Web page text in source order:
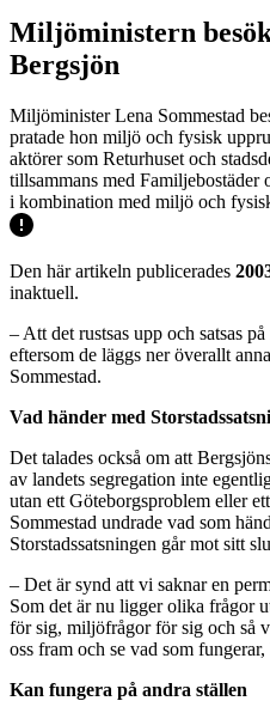
Miljöministern
Bergsjön
Miljöminister Lena Sommestad
pratade hon miljö och fysisk
aktörer som Returhuset och
tillsammans med Familjebostäder
i kombination med miljö och
Den här artikeln publicerades
inaktuell.
– Att det rustsas upp och satsas
eftersom de läggs ner överallt
Sommestad.
Vad händer med
Det talades också om att
av landets segregation inte
utan ett Göteborgsproblem eller
Sommestad undrade vad som
Storstadssatsningen går mot sitt
– Det är synd att vi saknar en
Som det är nu ligger olika frågor
för sig, miljöfrågor för sig och så
oss fram och se vad som
Kan fungera på andra ställen